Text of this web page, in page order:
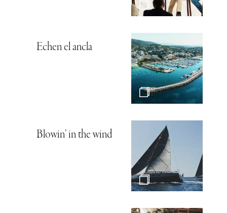
Echen el ancla
Blowin’ in the wind